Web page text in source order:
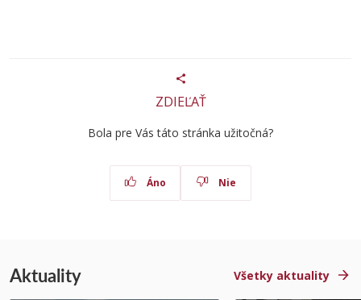
ZDIEĽAŤ
Bola pre Vás táto stránka užitočná?
Áno Nie
Aktuality Všetky aktuality